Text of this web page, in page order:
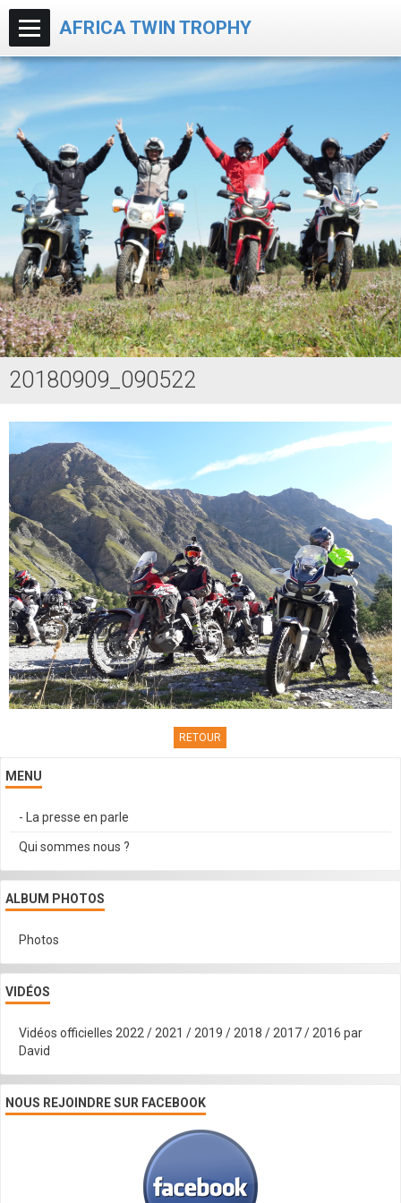
AFRICA TWIN TROPHY
Accueil
20180909_090522
RETOUR
MENU
- La presse en parle
Qui sommes nous ?
ALBUM PHOTOS
Photos
VIDÉOS
Vidéos officielles 2022 / 2021 / 2019 / 2018 / 2017 / 2016 par
David
NOUS REJOINDRE SUR FACEBOOK